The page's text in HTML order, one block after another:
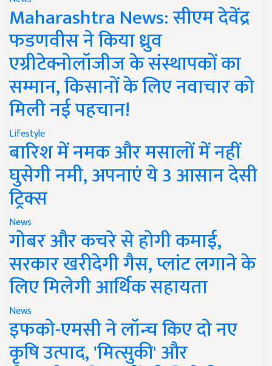
Maharashtra News: सीएम देवेंद्र
फडणवीस ने किया ध्रुव
एग्रीटेक्नोलॉजीज के संस्थापकों का
सम्मान, किसानों के लिए नवाचार को
मिली नई पहचान!
Lifestyle
बारिश में नमक और मसालों में नहीं
घुसेगी नमी, अपनाएं ये 3 आसान देसी
ट्रिक्स
News
गोबर और कचरे से होगी कमाई,
सरकार खरीदेगी गैस, प्लांट लगाने के
लिए मिलेगी आर्थिक सहायता
News
इफको-एमसी ने लॉन्च किए दो नए
कृषि उत्पाद, 'मित्सुकी' और